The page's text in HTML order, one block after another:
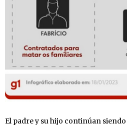
El padre y su hijo continúan